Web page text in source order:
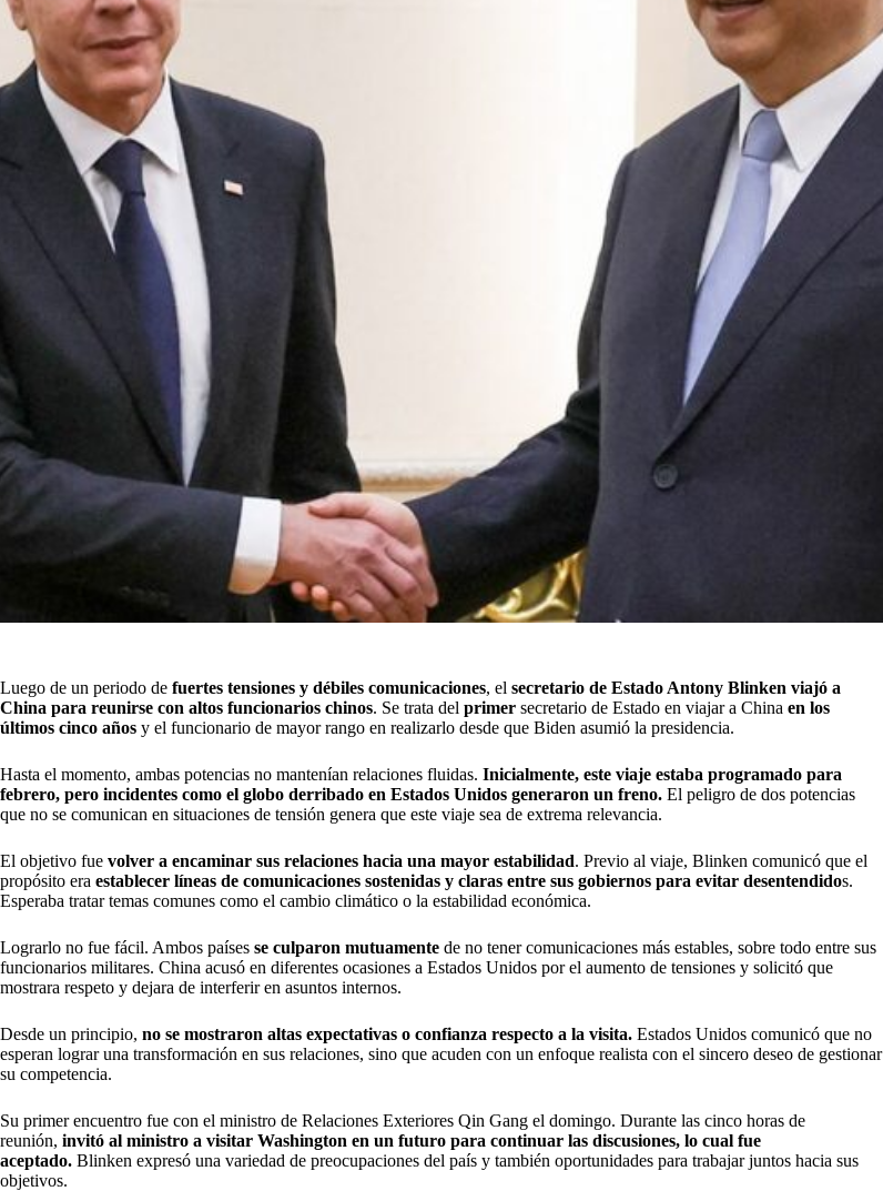
Luego de un periodo de fuertes tensiones y débiles comunicaciones, el secretario de Estado Antony Blinken viajó a
China para reunirse con altos funcionarios chinos. Se trata del primer secretario de Estado en viajar a China en los
últimos cinco años y el funcionario de mayor rango en realizarlo desde que Biden asumió la presidencia.
Hasta el momento, ambas potencias no mantenían relaciones fluidas. Inicialmente, este viaje estaba programado para
febrero, pero incidentes como el globo derribado en Estados Unidos generaron un freno. El peligro de dos potencias
que no se comunican en situaciones de tensión genera que este viaje sea de extrema relevancia.
El objetivo fue volver a encaminar sus relaciones hacia una mayor estabilidad. Previo al viaje, Blinken comunicó que el
propósito era establecer líneas de comunicaciones sostenidas y claras entre sus gobiernos para evitar desentendidos.
Esperaba tratar temas comunes como el cambio climático o la estabilidad económica.
Lograrlo no fue fácil. Ambos países se culparon mutuamente de no tener comunicaciones más estables, sobre todo entre sus
funcionarios militares. China acusó en diferentes ocasiones a Estados Unidos por el aumento de tensiones y solicitó que
mostrara respeto y dejara de interferir en asuntos internos.
Desde un principio, no se mostraron altas expectativas o confianza respecto a la visita. Estados Unidos comunicó que no
esperan lograr una transformación en sus relaciones, sino que acuden con un enfoque realista con el sincero deseo de gestionar
su competencia.
Su primer encuentro fue con el ministro de Relaciones Exteriores Qin Gang el domingo. Durante las cinco horas de
reunión, invitó al ministro a visitar Washington en un futuro para continuar las discusiones, lo cual fue
aceptado. Blinken expresó una variedad de preocupaciones del país y también oportunidades para trabajar juntos hacia sus
objetivos.